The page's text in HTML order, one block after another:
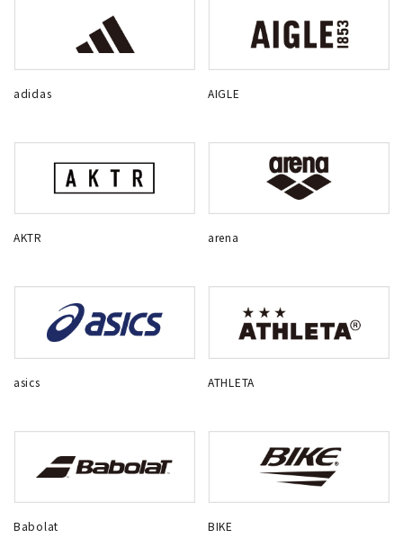
adidas AIGLE
AKTR arena
asics ATHLETA
Babolat BIKE